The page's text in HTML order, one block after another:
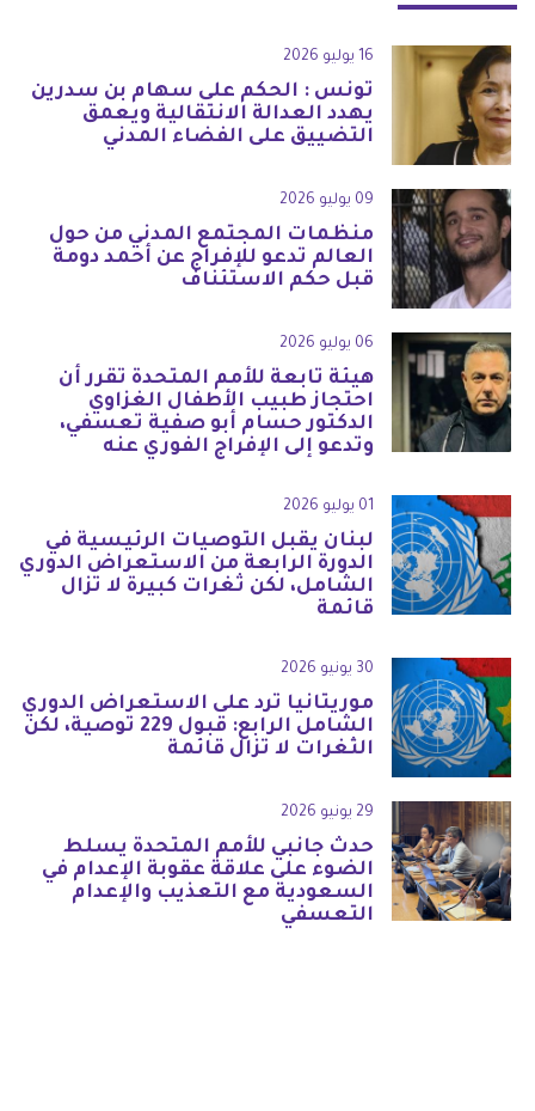
16 يوليو 2026
تونس : الحكم على سهام بن سدرين
يهدد العدالة الانتقالية ويعمق
التضييق على الفضاء المدني
09 يوليو 2026
منظمات المجتمع المدني من حول
العالم تدعو للإفراج عن أحمد دومة
قبل حكم الاستئناف
06 يوليو 2026
هيئة تابعة للأمم المتحدة تقرر أن
احتجاز طبيب الأطفال الغزاوي
الدكتور حسام أبو صفية تعسفي،
وتدعو إلى الإفراج الفوري عنه
01 يوليو 2026
لبنان يقبل التوصيات الرئيسية في
الدورة الرابعة من الاستعراض الدوري
الشامل، لكن ثغرات كبيرة لا تزال
قائمة
30 يونيو 2026
موريتانيا ترد على الاستعراض الدوري
الشامل الرابع: قبول 229 توصية، لكن
الثغرات لا تزال قائمة
29 يونيو 2026
حدث جانبي للأمم المتحدة يسلط
الضوء على علاقة عقوبة الإعدام في
السعودية مع التعذيب والإعدام
التعسفي